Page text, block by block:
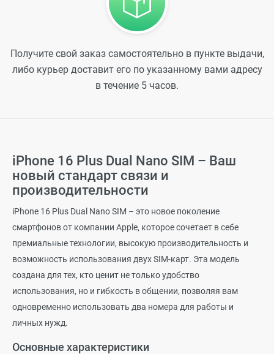
Получите свой заказ самостоятельно в пункте выдачи,
либо курьер доставит его по указанному вами адресу
в течение 5 часов.
iPhone 16 Plus Dual Nano SIM – Ваш
новый стандарт связи и
производительности
iPhone 16 Plus Dual Nano SIM – это новое поколение
смартфонов от компании Apple, которое сочетает в себе
премиальные технологии, высокую производительность и
возможность использования двух SIM-карт. Эта модель
создана для тех, кто ценит не только удобство
использования, но и гибкость в общении, позволяя вам
одновременно использовать два номера для работы и
личных нужд.
Основные характеристики